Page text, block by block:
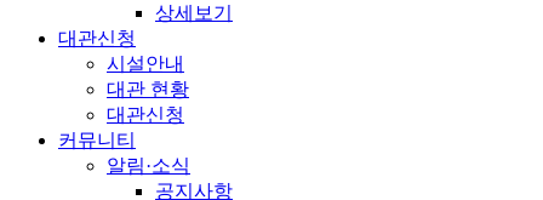
상세보기
대관신청
시설안내
대관 현황
대관신청
커뮤니티
알림·소식
공지사항